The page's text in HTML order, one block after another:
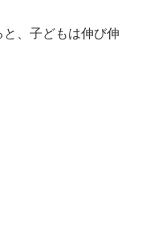
、子どもは伸び伸